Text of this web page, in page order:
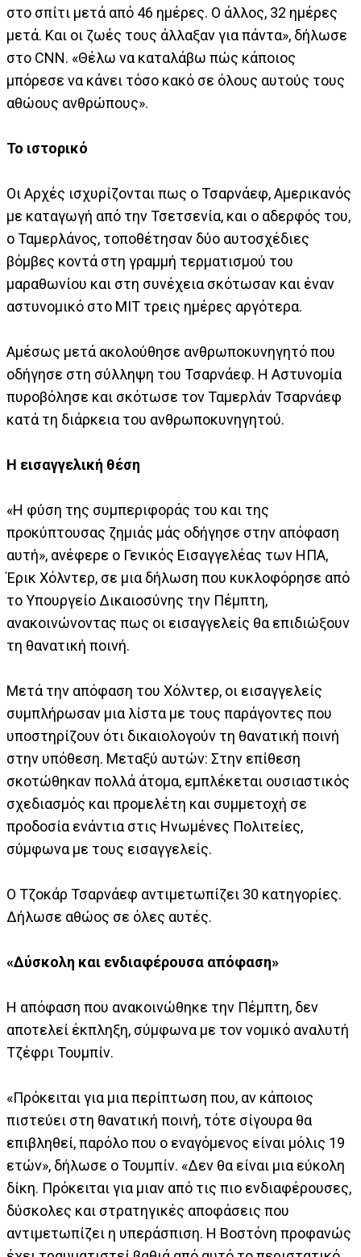
στο σπίτι μετά από 46 ημέρες. Ο άλλος, 32 ημέρες
μετά. Και οι ζωές τους άλλαξαν για πάντα», δήλωσε
στο CNN. «Θέλω να καταλάβω πώς κάποιος
μπόρεσε να κάνει τόσο κακό σε όλους αυτούς τους
αθώους ανθρώπους».
Το ιστορικό
Οι Αρχές ισχυρίζονται πως ο Τσαρνάεφ, Αμερικανός
με καταγωγή από την Τσετσενία, και ο αδερφός του,
ο Ταμερλάνος, τοποθέτησαν δύο αυτοσχέδιες
βόμβες κοντά στη γραμμή τερματισμού του
μαραθωνίου και στη συνέχεια σκότωσαν και έναν
αστυνομικό στο MIT τρεις ημέρες αργότερα.
Αμέσως μετά ακολούθησε ανθρωποκυνηγητό που
οδήγησε στη σύλληψη του Τσαρνάεφ. Η Αστυνομία
πυροβόλησε και σκότωσε τον Ταμερλάν Τσαρνάεφ
κατά τη διάρκεια του ανθρωποκυνηγητού.
Η εισαγγελική θέση
«Η φύση της συμπεριφοράς του και της
προκύπτουσας ζημιάς μάς οδήγησε στην απόφαση
αυτή», ανέφερε ο Γενικός Εισαγγελέας των ΗΠΑ,
Έρικ Χόλντερ, σε μια δήλωση που κυκλοφόρησε από
το Υπουργείο Δικαιοσύνης την Πέμπτη,
ανακοινώνοντας πως οι εισαγγελείς θα επιδιώξουν
τη θανατική ποινή.
Μετά την απόφαση του Χόλντερ, οι εισαγγελείς
συμπλήρωσαν μια λίστα με τους παράγοντες που
υποστηρίζουν ότι δικαιολογούν τη θανατική ποινή
στην υπόθεση. Μεταξύ αυτών: Στην επίθεση
σκοτώθηκαν πολλά άτομα, εμπλέκεται ουσιαστικός
σχεδιασμός και προμελέτη και συμμετοχή σε
προδοσία ενάντια στις Ηνωμένες Πολιτείες,
σύμφωνα με τους εισαγγελείς.
Ο Τζοκάρ Τσαρνάεφ αντιμετωπίζει 30 κατηγορίες.
Δήλωσε αθώος σε όλες αυτές.
«Δύσκολη και ενδιαφέρουσα απόφαση»
Η απόφαση που ανακοινώθηκε την Πέμπτη, δεν
αποτελεί έκπληξη, σύμφωνα με τον νομικό αναλυτή
Τζέφρι Τουμπίν.
«Πρόκειται για μια περίπτωση που, αν κάποιος
πιστεύει στη θανατική ποινή, τότε σίγουρα θα
επιβληθεί, παρόλο που ο εναγόμενος είναι μόλις 19
ετών», δήλωσε ο Τουμπίν. «Δεν θα είναι μια εύκολη
δίκη. Πρόκειται για μιαν από τις πιο ενδιαφέρουσες,
δύσκολες και στρατηγικές αποφάσεις που
αντιμετωπίζει η υπεράσπιση. Η Βοστόνη προφανώς